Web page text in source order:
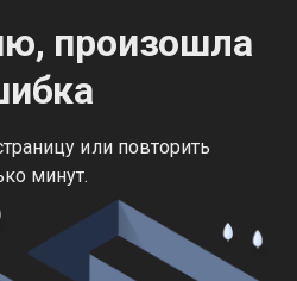
произошла
или повторить
минут.